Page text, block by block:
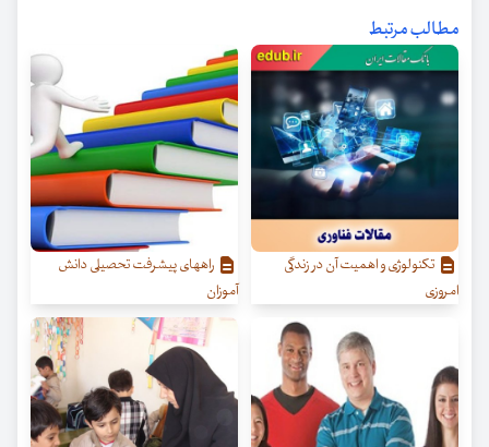
مطالب مرتبط
تکنولوژی و اهمیت آن در زندگی
امروزی
راههای پیشرفت تحصیلی دانش
آموزان